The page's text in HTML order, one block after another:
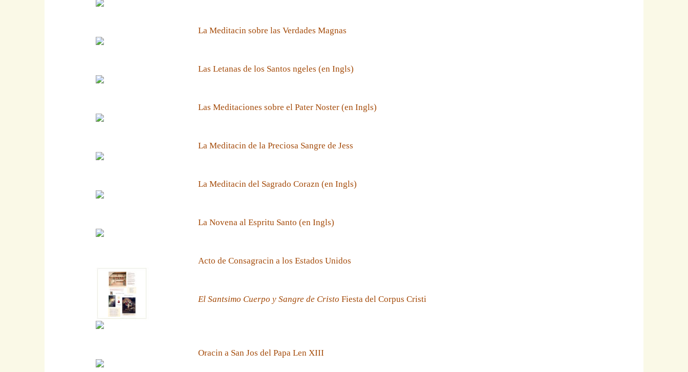
La Meditacin sobre las Verdades Magnas
Las Letanas de los Santos ngeles (en Ingls)
Las Meditaciones sobre el Pater Noster (en Ingls)
La Meditacin de la Preciosa Sangre de Jess
La Meditacin del Sagrado Corazn (en Ingls)
La Novena al Espritu Santo (en Ingls)
Acto de Consagracin a los Estados Unidos
El Santsimo Cuerpo y Sangre de Cristo Fiesta del Corpus Cristi
Oracin a San Jos del Papa Len XIII